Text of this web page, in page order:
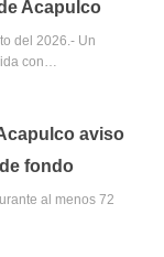
Acapulco
del 2026.- Un
con…
aviso
fondo
al menos 72